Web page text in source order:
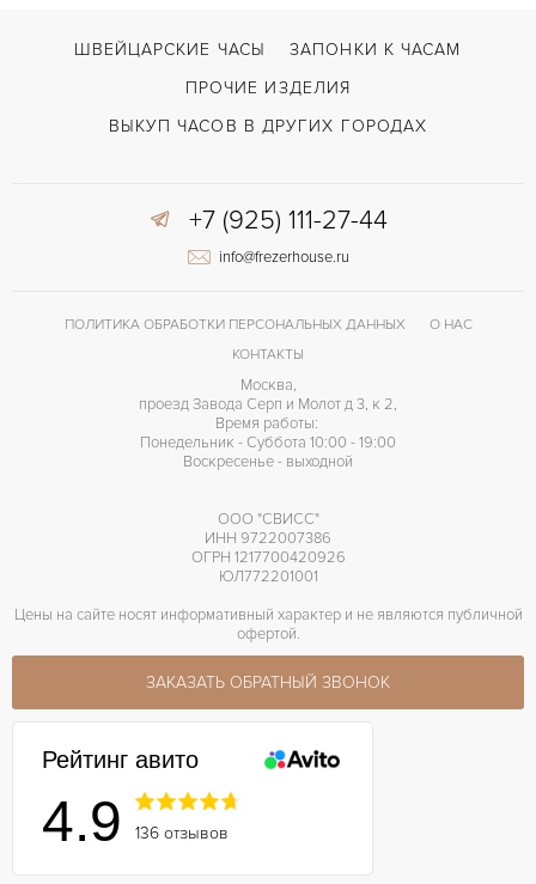
Двойной сложности застежка
ДЛИНА БРАСЛЕТА, ДЛИННАЯ СТОРОНА
ШВЕЙЦАРСКИЕ ЧАСЫ
ЗАПОНКИ К ЧАСАМ
ПРОЧИЕ ИЗДЕЛИЯ
ВЫКУП ЧАСОВ В ДРУГИХ ГОРОДАХ
+7 (925) 111-27-44
info@frezerhouse.ru
ПОЛИТИКА ОБРАБОТКИ ПЕРСОНАЛЬНЫХ ДАННЫХ
О НАС
КОНТАКТЫ
Москва,
проезд Завода Серп и Молот д 3, к 2,
Время работы:
Понедельник - Суббота 10:00 - 19:00
Воскресенье - выходной
ООО "СВИСС"
ИНН 9722007386
ОГРН 1217700420926
ЮЛ772201001
Цены на сайте носят информативный характер и не являются публичной
офертой.
ЗАКАЗАТЬ ОБРАТНЫЙ ЗВОНОК
Рейтинг авито
4.9 136 отзывов